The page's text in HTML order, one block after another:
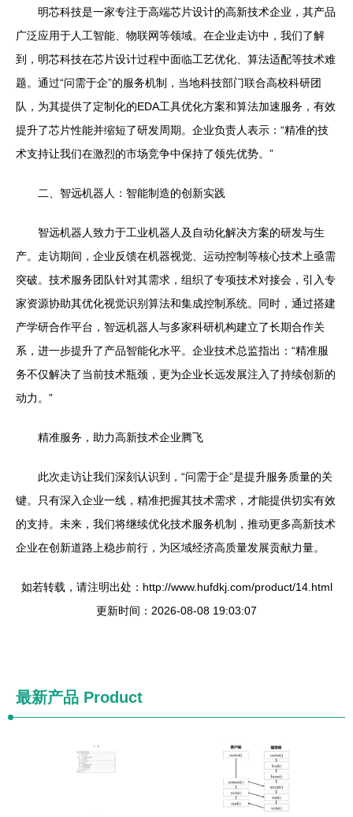
明芯科技是一家专注于高端芯片设计的高新技术企业，其产品
广泛应用于人工智能、物联网等领域。在企业走访中，我们了解
到，明芯科技在芯片设计过程中面临工艺优化、算法适配等技术难
题。通过“问需于企”的服务机制，当地科技部门联合高校科研团
队，为其提供了定制化的EDA工具优化方案和算法加速服务，有效
提升了芯片性能并缩短了研发周期。企业负责人表示：“精准的技
术支持让我们在激烈的市场竞争中保持了领先优势。”
二、智远机器人：智能制造的创新实践
智远机器人致力于工业机器人及自动化解决方案的研发与生
产。走访期间，企业反馈在机器视觉、运动控制等核心技术上亟需
突破。技术服务团队针对其需求，组织了专项技术对接会，引入专
家资源协助其优化视觉识别算法和集成控制系统。同时，通过搭建
产学研合作平台，智远机器人与多家科研机构建立了长期合作关
系，进一步提升了产品智能化水平。企业技术总监指出：“精准服
务不仅解决了当前技术瓶颈，更为企业长远发展注入了持续创新的
动力。”
精准服务，助力高新技术企业腾飞
此次走访让我们深刻认识到，“问需于企”是提升服务质量的关
键。只有深入企业一线，精准把握其技术需求，才能提供切实有效
的支持。未来，我们将继续优化技术服务机制，推动更多高新技术
企业在创新道路上稳步前行，为区域经济高质量发展贡献力量。
如若转载，请注明出处：http://www.hufdkj.com/product/14.html
更新时间：2026-08-08 19:03:07
最新产品 Product